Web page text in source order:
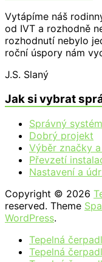
Vytápíme náš
od IVT a rozhodně
rozhodnutí nebylo
roční úspory nám
J.S. Slaný
Jak si vybrat
Správný systém
Dobrý projekt
Výběr značky
Převzetí
Nastavení a
Copyright © 2026
reserved. Theme
WordPress.
Tepelná
Tepelná